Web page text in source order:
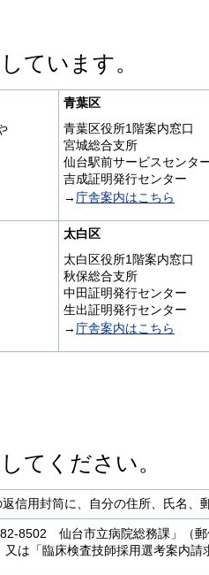
ています。
青葉区
青葉区役所1階案内窓口
宮城総合支所
仙台駅前サービスセンタ
吉成証明発行センター
→ 庁舎案内はこちら
太白区
太白区役所1階案内窓口
秋保総合支所
中田証明発行センター
生出証明発行センター
→ 庁舎案内はこちら
てください。
信用封筒に、自分の住所、氏名、
8502 仙台市立病院総務課」（
又は「臨床検査技師採用選考案内請